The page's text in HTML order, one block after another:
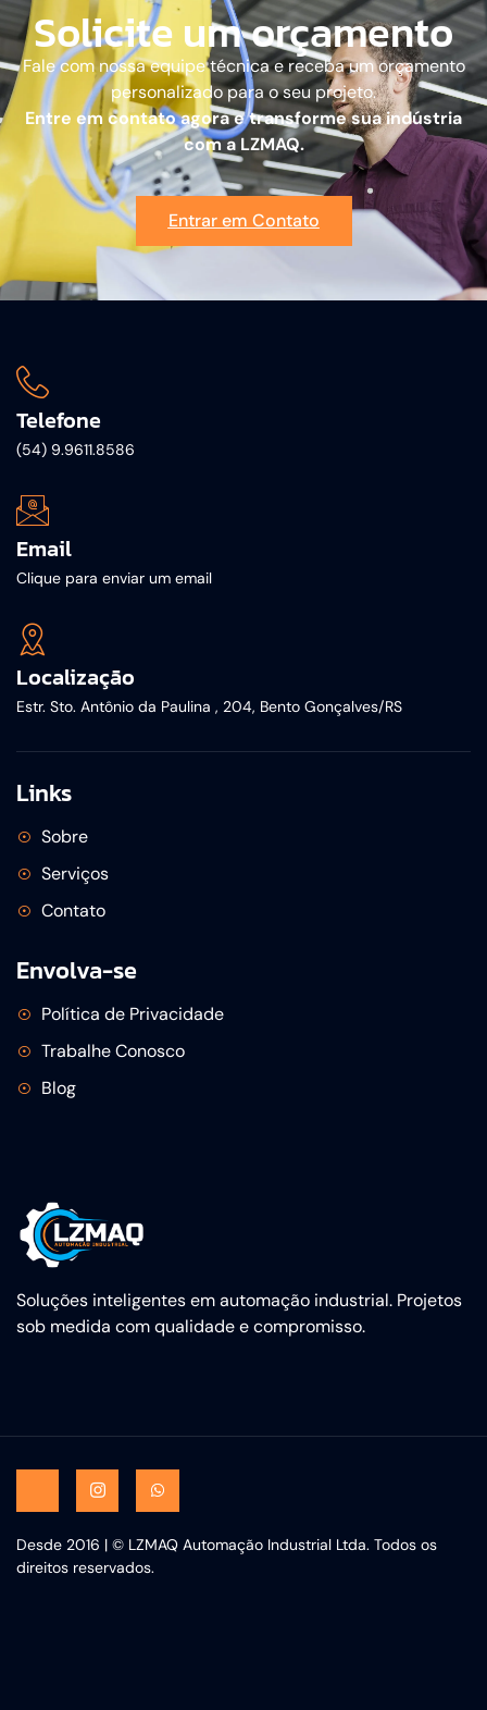
Solicite um orçamento
Fale com nossa equipe técnica e receba um orçamento
personalizado para o seu projeto.
Entre em contato agora e transforme sua indústria
com a LZMAQ.
Entrar em Contato
Soluções inteligentes em automação industrial. Projetos
sob medida com qualidade e compromisso.
Telefone
(54) 9.9611.8586
Email
Clique para enviar um email
Localização
Estr. Sto. Antônio da Paulina , 204, Bento Gonçalves/RS
Links
Sobre
Serviços
Contato
Envolva-se
Política de Privacidade
Trabalhe Conosco
Blog
Desde 2016 | © LZMAQ Automação Industrial Ltda. Todos os
direitos reservados.